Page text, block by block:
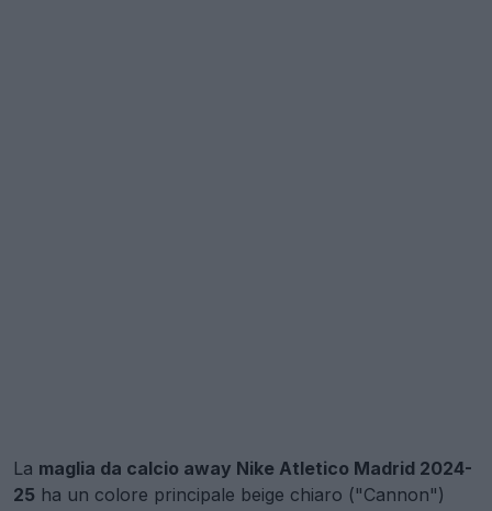
La maglia da calcio away Nike Atletico Madrid 2024-
25 ha un colore principale beige chiaro ("Cannon")